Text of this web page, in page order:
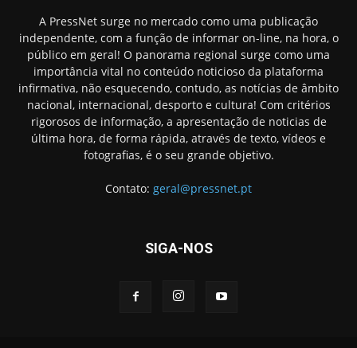
A PressNet surge no mercado como uma publicação
independente, com a função de informar on-line, na hora, o
público em geral! O panorama regional surge como uma
importância vital no conteúdo noticioso da plataforma
infirmativa, não esquecendo, contudo, as notícias de âmbito
nacional, internacional, desporto e cultura! Com critérios
rigorosos de informação, a apresentação de noticias de
última hora, de forma rápida, através de texto, vídeos e
fotografias, é o seu grande objetivo.
Contato: geral@pressnet.pt
SIGA-NOS